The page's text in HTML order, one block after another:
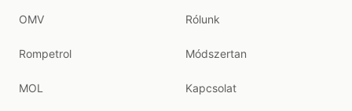
OMV
Rompetrol
MOL
Rólunk
Módszertan
Kapcsolat